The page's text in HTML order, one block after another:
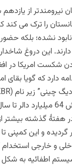
را ترک می کند
نابود نشده؛ بلکه
این دروغ
شکست امریکا در
دارد که گویا بقای
هفتۀ گذشته بیشتر
داخلی و خارجی